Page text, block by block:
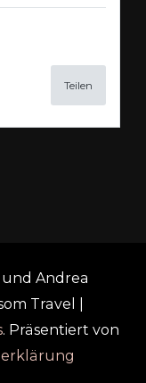
Teilen
Andrea
Travel |
. Präsentiert von